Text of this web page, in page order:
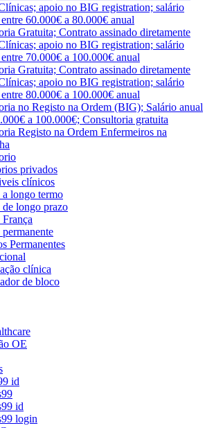
apoio no BIG registration; salário
60.000€ a 80.000€ anual
Gratuita; Contrato assinado diretamente
apoio no BIG registration; salário
70.000€ a 100.000€ anual
Gratuita; Contrato assinado diretamente
apoio no BIG registration; salário
80.000€ a 100.000€ anual
no Registo na Ordem (BIG); Salário anual
a 100.000€; Consultoria gratuita
Registo na Ordem Enfermeiros na
privados
clínicos
a longo termo
de longo prazo
Permanentes
clínica
de bloco
OE
id
id
login